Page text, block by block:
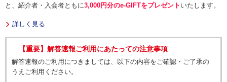
と、紹介者・入会者ともに3,000円分のe-GIFTをプレゼント いたします。
詳しく見る
【重要】解答速報ご利用にあたっての注意事項
解答速報のご利用につきましては、以下の内容をご確認・ご了承の
うえご利用ください。